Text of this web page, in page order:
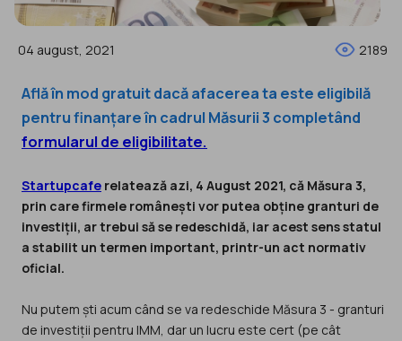
04 august, 2021 2189
Află în mod gratuit dacă afacerea ta este eligibilă
pentru finanțare în cadrul Măsurii 3 completând
formularul de eligibilitate.
Startupcafe relatează azi, 4 August 2021, că Măsura 3,
prin care firmele românești vor putea obține granturi de
investiții, ar trebui să se redeschidă, iar acest sens statul
a stabilit un termen important, printr-un act normativ
oficial.
Nu putem ști acum când se va redeschide Măsura 3 - granturi
de investiții pentru IMM, dar un lucru este cert (pe cât